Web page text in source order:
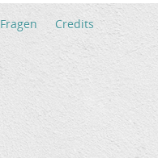
Fragen Credits